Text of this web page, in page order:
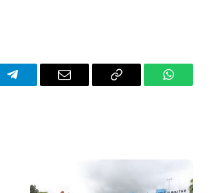
Telegram Email
Copy
WhatsApp